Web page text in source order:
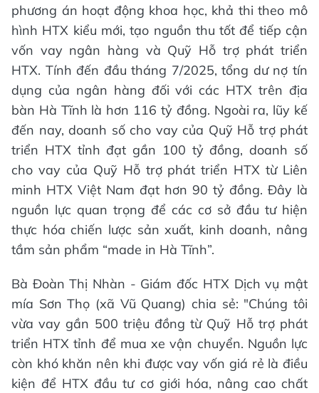
phương án hoạt động khoa học, khả thi theo mô
hình HTX kiểu mới, tạo nguồn thu tốt để tiếp cận
vốn vay ngân hàng và Quỹ Hỗ trợ phát triển
HTX. Tính đến đầu tháng 7/2025, tổng dư nợ tín
dụng của ngân hàng đối với các HTX trên địa
bàn Hà Tĩnh là hơn 116 tỷ đồng. Ngoài ra, lũy kế
đến nay, doanh số cho vay của Quỹ Hỗ trợ phát
triển HTX tỉnh đạt gần 100 tỷ đồng, doanh số
cho vay của Quỹ Hỗ trợ phát triển HTX từ Liên
minh HTX Việt Nam đạt hơn 90 tỷ đồng. Đây là
nguồn lực quan trọng để các cơ sở đầu tư hiện
thực hóa chiến lược sản xuất, kinh doanh, nâng
tầm sản phẩm “made in Hà Tĩnh”.
Bà Đoàn Thị Nhàn - Giám đốc HTX Dịch vụ mật
mía Sơn Thọ (xã Vũ Quang) chia sẻ: "Chúng tôi
vừa vay gần 500 triệu đồng từ Quỹ Hỗ trợ phát
triển HTX tỉnh để mua xe vận chuyển. Nguồn lực
còn khó khăn nên khi được vay vốn giá rẻ là điều
kiện để HTX đầu tư cơ giới hóa, nâng cao chất